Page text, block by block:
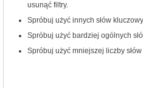
usunąć filtry.
Spróbuj użyć innych słów
Spróbuj użyć bardziej ogólnych
Spróbuj użyć mniejszej liczby